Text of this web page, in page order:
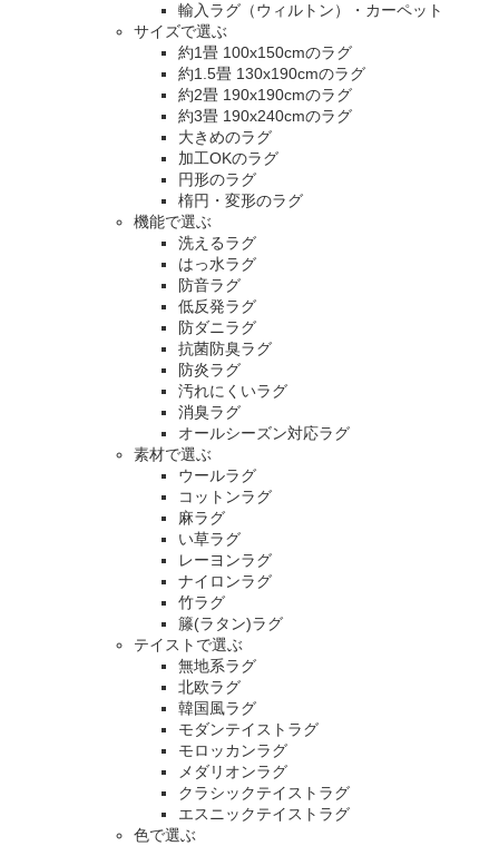
輸入ラグ（ウィルトン）・カーペット
サイズで選ぶ
約1畳 100x150cmのラグ
約1.5畳 130x190cmのラグ
約2畳 190x190cmのラグ
約3畳 190x240cmのラグ
大きめのラグ
加工OKのラグ
円形のラグ
楕円・変形のラグ
機能で選ぶ
洗えるラグ
はっ水ラグ
防音ラグ
低反発ラグ
防ダニラグ
抗菌防臭ラグ
防炎ラグ
汚れにくいラグ
消臭ラグ
オールシーズン対応ラグ
素材で選ぶ
ウールラグ
コットンラグ
麻ラグ
い草ラグ
レーヨンラグ
ナイロンラグ
竹ラグ
籐(ラタン)ラグ
テイストで選ぶ
無地系ラグ
北欧ラグ
韓国風ラグ
モダンテイストラグ
モロッカンラグ
メダリオンラグ
クラシックテイストラグ
エスニックテイストラグ
色で選ぶ